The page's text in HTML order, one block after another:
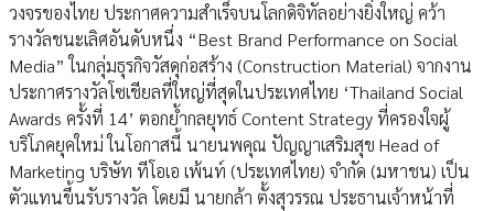
วงจรของไทย ประกาศความสำเร็จบนโลกดิจิทัลอย่างยิ่งใหญ่ คว้า
รางวัลชนะเลิศอันดับหนึ่ง “Best Brand Performance on Social
Media” ในกลุ่มธุรกิจวัสดุก่อสร้าง (Construction Material) จากงาน
ประกาศรางวัลโซเชียลที่ใหญ่ที่สุดในประเทศไทย ‘Thailand Social
Awards ครั้งที่ 14’ ตอกย้ำกลยุทธ์ Content Strategy ที่ครองใจผู้
บริโภคยุคใหม่ ในโอกาสนี้ นายนพคุณ ปัญญาเสริมสุข Head of
Marketing บริษัท ทีโอเอ เพ้นท์ (ประเทศไทย) จำกัด (มหาชน) เป็น
ตัวแทนขึ้นรับรางวัล โดยมี นายกล้า ตั้งสุวรรณ ประธานเจ้าหน้าที่